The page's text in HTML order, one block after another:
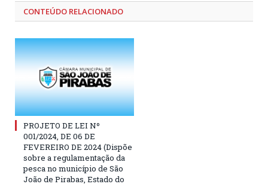
CONTEÚDO RELACIONADO
PROJETO DE LEI Nº
001/2024, DE 06 DE
FEVEREIRO DE 2024 (Dispõe
sobre a regulamentação da
pesca no município de São
João de Pirabas, Estado do